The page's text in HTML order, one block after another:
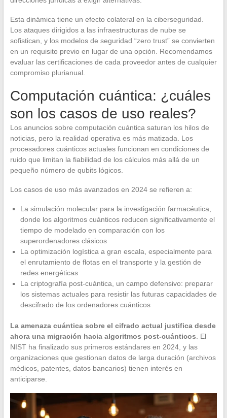
Esta dinámica tiene un efecto colateral en la ciberseguridad.
Los ataques dirigidos a las infraestructuras de nube se
sofistican, y los modelos de seguridad “zero trust” se convierten
en un requisito previo en lugar de una opción. Recomendamos
evaluar las certificaciones de cada proveedor antes de cualquier
compromiso plurianual.
Computación cuántica: ¿cuáles
son los casos de uso reales?
Los anuncios sobre computación cuántica saturan los hilos de
noticias, pero la realidad operativa es más matizada. Los
procesadores cuánticos actuales funcionan en condiciones de
ruido que limitan la fiabilidad de los cálculos más allá de un
pequeño número de qubits lógicos.
Los casos de uso más avanzados en 2024 se refieren a:
La simulación molecular para la investigación farmacéutica,
donde los algoritmos cuánticos reducen significativamente el
tiempo de modelado en comparación con los
superordenadores clásicos
La optimización logística a gran escala, especialmente para
el enrutamiento de flotas en el transporte y la gestión de
redes energéticas
La criptografía post-cuántica, un campo defensivo: preparar
los sistemas actuales para resistir las futuras capacidades de
descifrado de los ordenadores cuánticos
La amenaza cuántica sobre el cifrado actual justifica desde
ahora una migración hacia algoritmos post-cuánticos. El
NIST ha finalizado sus primeros estándares en 2024, y las
organizaciones que gestionan datos de larga duración (archivos
médicos, patentes, datos bancarios) tienen interés en
anticiparse.